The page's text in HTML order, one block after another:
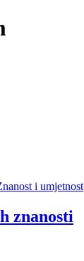
i umjetnost
znanosti